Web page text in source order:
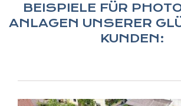
BEISPIELE FÜR
ANLAGEN UNSERER
KUNDEN: